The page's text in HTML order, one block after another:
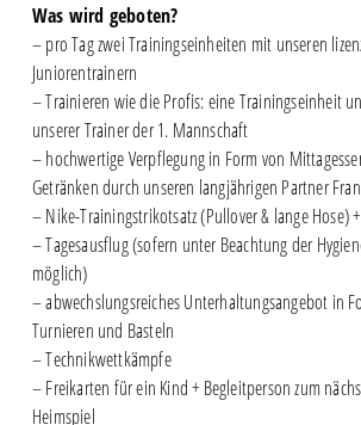
Was wird geboten?
– pro Tag zwei Trainingseinheiten mit unseren
Juniorentrainern
– Trainieren wie die Profis: eine Trainingseinheit
unserer Trainer der 1. Mannschaft
– hochwertige Verpflegung in Form von
Getränken durch unseren langjährigen Partner
– Nike-Trainingstrikotsatz (Pullover & lange Hose)
– Tagesausflug (sofern unter Beachtung der
möglich)
– abwechslungsreiches Unterhaltungsangebot in
Turnieren und Basteln
– Technikwettkämpfe
– Freikarten für ein Kind + Begleitperson zum
Heimspiel